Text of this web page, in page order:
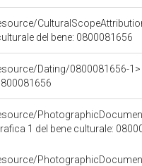
del bene: 0800081656
Dating/0800081656-1>
1 del bene culturale: